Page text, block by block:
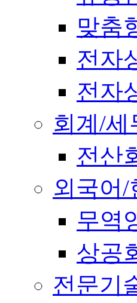
맞춤
전자
전자
회계/세
전산
외국어/
무역
상공
전문기